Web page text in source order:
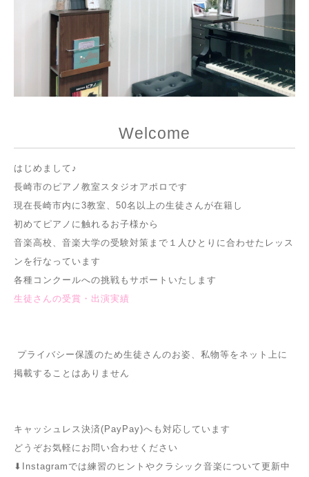
Welcome
はじめまして♪
長崎市のピアノ教室スタジオアポロです
現在長崎市内に3教室、50名以上の生徒さんが在籍し
初めてピアノに触れるお子様から
音楽高校、音楽大学の受験対策まで１人ひとりに合わせたレッス
ンを行なっています
各種コンクールへの挑戦もサポートいたします
生徒さんの受賞・出演実績
プライバシー保護のため生徒さんのお姿、私物等をネット上に
掲載することはありません
キャッシュレス決済(PayPay)へも対応しています
どうぞお気軽にお問い合わせください
⬇︎Instagramでは練習のヒントやクラシック音楽について更新中